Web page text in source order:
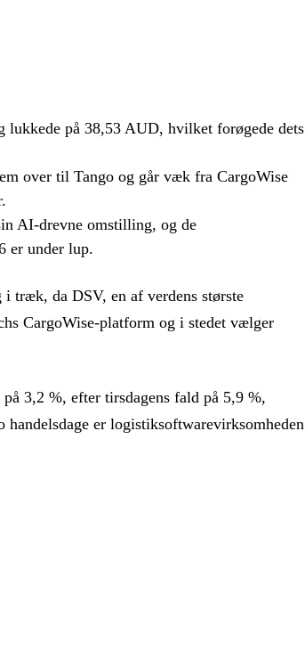
lukkede på 38,53 AUD, hvilket forøgede dets
over til Tango og går væk fra CargoWise
AI-drevne omstilling, og de
er under lup.
træk, da DSV, en af verdens største
CargoWise-platform og i stedet vælger
3,2 %, efter tirsdagens fald på 5,9 %,
er logistiksoftwarevirksomheden